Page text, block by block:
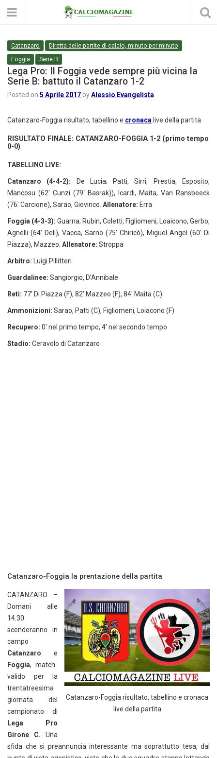
Catanzaro
Diretta delle partite di calcio, minuto per minuto
Foggia
Serie B
Lega Pro: Il Foggia vede sempre più vicina la
Serie B: battuto il Catanzaro 1-2
Posted on 5 Aprile 2017 byAlessio Evangelista
Catanzaro-Foggia risultato, tabellino e cronaca live della partita
RISULTATO FINALE: CATANZARO-FOGGIA 1-2 (primo tempo
0-0)
TABELLINO LIVE:
Catanzaro (4-4-2): De Lucia; Patti, Sirri, Prestia, Esposito,
Mancosu (62′ Cunzi (79′ Basrak)), Icardi, Maita, Van Ransbeeck
(76′ Carcione), Sarao, Giovinco. Allenatore: Erra
Foggia (4-3-3): Guarna; Rubin, Coletti, Figliomeni, Loaicono, Gerbo,
Agnelli (64′ Deli), Vacca, Sarno (75′ Chiricò), Miguel Angel (60′ Di
Piazza), Mazzeo. Allenatore: Stroppa
Arbitro: Luigi Pillitteri
Guardalinee: Sangiorgio, D’Annibale
Reti: 77′ Di Piazza (F), 82′ Mazzeo (F), 84′ Maita (C)
Ammonizioni: Sarao, Patti (C), Figliomeni, Loiacono (F)
Recupero: 0′ nel primo tempo, 4′ nel secondo tempo
Stadio: Ceravolo di Catanzaro
Catanzaro-Foggia la prentazione della partita
Catanzaro-Foggia risultato, tabellino e cronaca
live della partita
CATANZARO –
Domani alle
14.30
scenderanno in
campo
Catanzaro e
Foggia, match
valido per la
trentatreesima
giornata del
campionato di
Lega Pro
Girone C. Una
sfida che si preannuncia interessante ma soprattutto tesa, dal